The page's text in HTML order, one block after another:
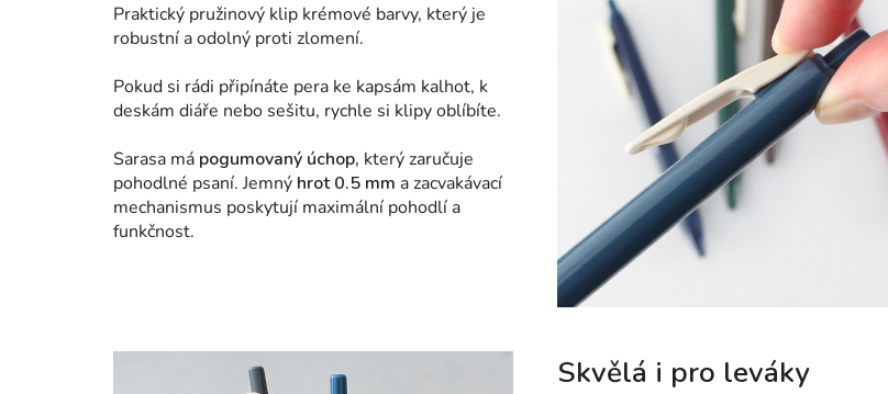
Praktický pružinový klip krémové barvy, který je
robustní a odolný proti zlomení.
Pokud si rádi připínáte pera ke kapsám kalhot, k
deskám diáře nebo sešitu, rychle si klipy oblíbíte.
Sarasa má pogumovaný úchop, který zaručuje
pohodlné psaní. Jemný hrot 0.5 mm a zacvakávací
mechanismus poskytují maximální pohodlí a
funkčnost.
Skvělá i pro leváky